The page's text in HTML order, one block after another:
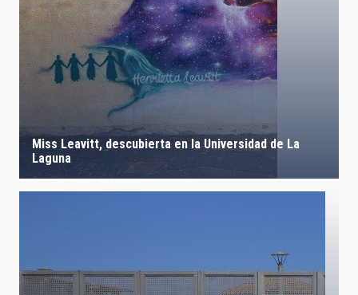
Miss Leavitt, descubierta en la Universidad de La
Laguna